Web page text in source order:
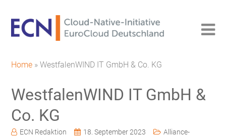
Home »WestfalenWIND IT GmbH & Co. KG
WestfalenWIND IT GmbH &
Co. KG
ECN Redaktion 18. September 2023
Alliance-